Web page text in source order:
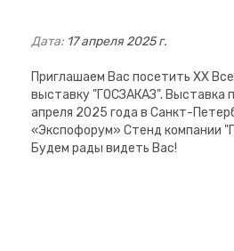
Дата: 17 апреля 2025 г.
Приглашаем Вас посетить XX
выставку "ГОСЗАКАЗ". Выставка
апреля 2025 года в Санкт-
«Экспофорум» Стенд компании
Будем рады видеть Вас!